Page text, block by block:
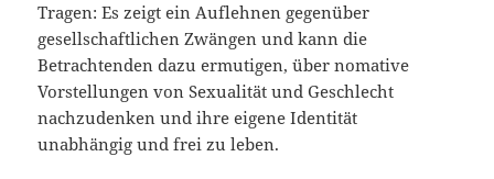
Tragen: Es zeigt ein Auflehnen gegenüber
gesellschaftlichen Zwängen und kann die
Betrachtenden dazu ermutigen, über nomative
Vorstellungen von Sexualität und Geschlecht
nachzudenken und ihre eigene Identität
unabhängig und frei zu leben.